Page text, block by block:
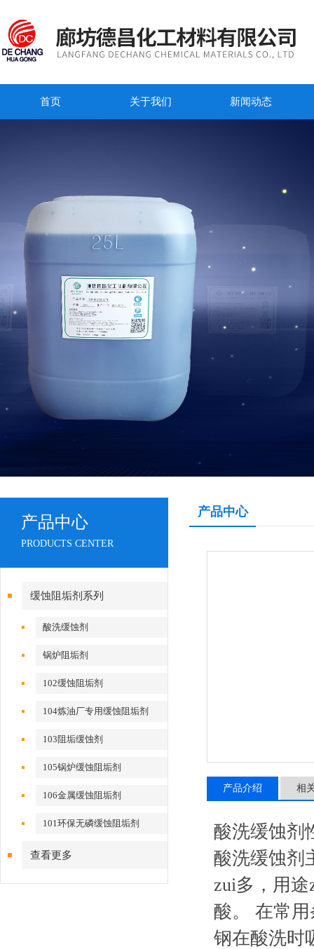
首页 关于我们 新闻动态
产品中心
PRODUCTS CENTER
缓蚀阻垢剂系列
酸洗缓蚀剂
锅炉阻垢剂
102缓蚀阻垢剂
104炼油厂专用缓蚀阻垢剂
103阻垢缓蚀剂
105锅炉缓蚀阻垢剂
106金属缓蚀阻垢剂
101环保无磷缓蚀阻垢剂
查看更多
产品中心
产品介绍 相
酸洗缓蚀剂
酸洗缓蚀剂
zui多，用
酸。 在常
钢在酸洗时